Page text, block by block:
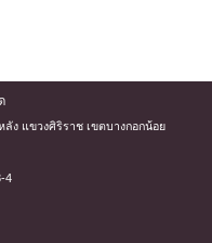
ง แขวงศิริราช เขตบางกอกน้อย
4